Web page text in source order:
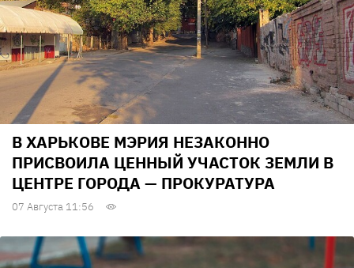
В ХАРЬКОВЕ МЭРИЯ НЕЗАКОННО
ПРИСВОИЛА ЦЕННЫЙ УЧАСТОК ЗЕМЛИ В
ЦЕНТРЕ ГОРОДА — ПРОКУРАТУРА
07 Августа 11:56